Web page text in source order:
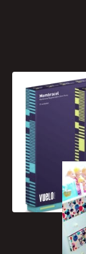
[caption